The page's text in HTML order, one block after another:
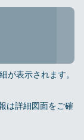
が表示されます。
は詳細図面をご確